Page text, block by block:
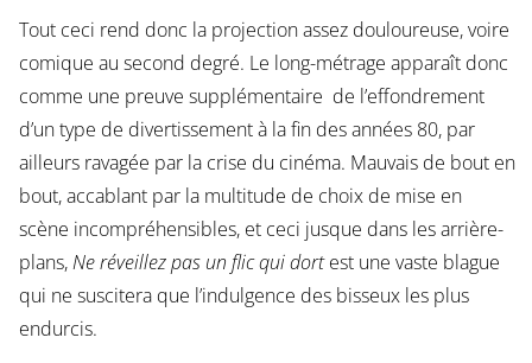
Tout ceci rend donc la projection assez douloureuse, voire
comique au second degré. Le long-métrage apparaît donc
comme une preuve supplémentaire de l’effondrement
d’un type de divertissement à la fin des années 80, par
ailleurs ravagée par la crise du cinéma. Mauvais de bout en
bout, accablant par la multitude de choix de mise en
scène incompréhensibles, et ceci jusque dans les arrière-
plans,Ne réveillez pas un flic qui dortest une vaste blague
qui ne suscitera que l’indulgence des bisseux les plus
endurcis.